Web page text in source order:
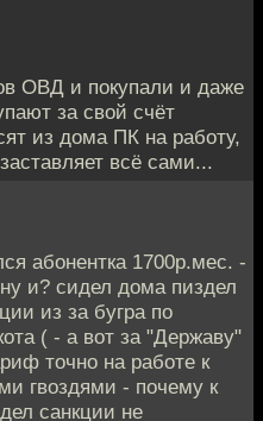
ОВД и покупали и даже
за свой счёт
из дома ПК на работу,
всё сами...
абонентка 1700р.мес. -
и? сидел дома пиздел
из за бугра по
( - а вот за "Державу"
точно на работе к
гвоздями - почему к
санкции не